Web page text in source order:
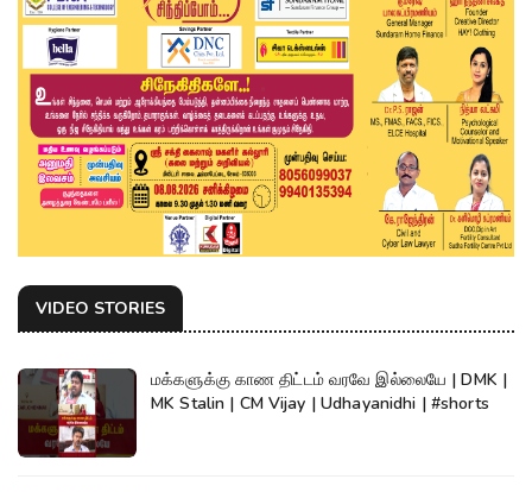
VIDEO STORIES
மக்களுக்கு காண திட்டம் வரவே இல்லையே | DMK |
MK Stalin | CM Vijay | Udhayanidhi | #shorts